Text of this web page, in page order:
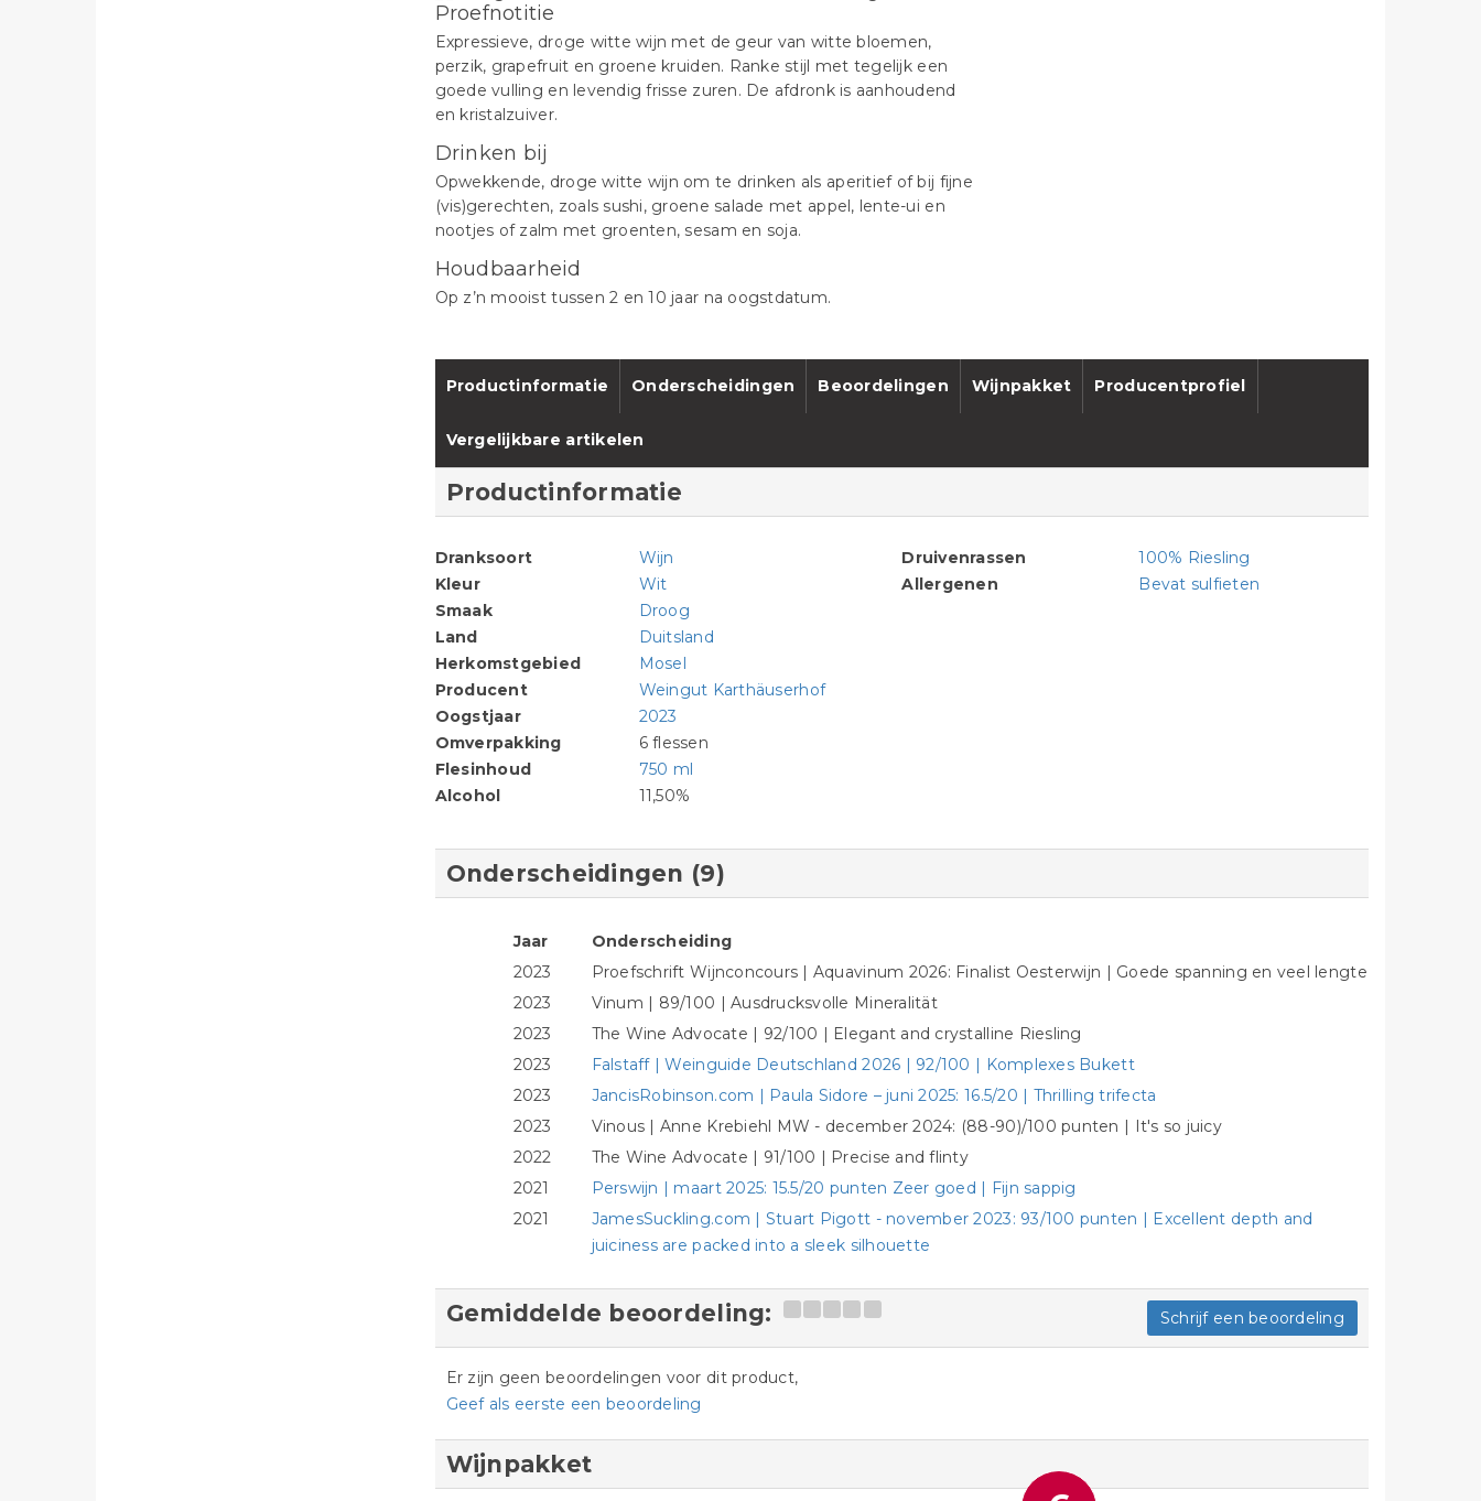
Proefnotitie
Expressieve, droge witte wijn met de geur van witte bloemen,
perzik, grapefruit en groene kruiden. Ranke stijl met tegelijk een
goede vulling en levendig frisse zuren. De afdronk is aanhoudend
en kristalzuiver.
Drinken bij
Opwekkende, droge witte wijn om te drinken als aperitief of bij fijne
(vis)gerechten, zoals sushi, groene salade met appel, lente-ui en
nootjes of zalm met groenten, sesam en soja.
Houdbaarheid
Op z’n mooist tussen 2 en 10 jaar na oogstdatum.
Productinformatie Onderscheidingen Beoordelingen Wijnpakket Producentprofiel
Vergelijkbare artikelen
Productinformatie
Dranksoort
Wijn
Kleur
Wit
Smaak
Droog
Land
Duitsland
Herkomstgebied
Mosel
Producent
Weingut Karthäuserhof
Oogstjaar
2023
Omverpakking
6 flessen
Flesinhoud
750 ml
Alcohol
11,50%
Druivenrassen
100% Riesling
Allergenen
Bevat sulfieten
Onderscheidingen (9)
Jaar
Onderscheiding
2023
Proefschrift Wijnconcours | Aquavinum 2026: Finalist Oesterwijn | Goede spanning en veel lengte
2023
Vinum | 89/100 | Ausdrucksvolle Mineralität
2023
The Wine Advocate | 92/100 | Elegant and crystalline Riesling
2023
Falstaff | Weinguide Deutschland 2026 | 92/100 | Komplexes Bukett
2023
JancisRobinson.com | Paula Sidore – juni 2025: 16.5/20 | Thrilling trifecta
2023
Vinous | Anne Krebiehl MW - december 2024: (88-90)/100 punten | It's so juicy
2022
The Wine Advocate | 91/100 | Precise and flinty
2021
Perswijn | maart 2025: 15.5/20 punten Zeer goed | Fijn sappig
2021
JamesSuckling.com | Stuart Pigott - november 2023: 93/100 punten | Excellent depth and
juiciness are packed into a sleek silhouette
Gemiddelde beoordeling: Schrijf een beoordeling
Er zijn geen beoordelingen voor dit product,
Geef als eerste een beoordeling
Wijnpakket